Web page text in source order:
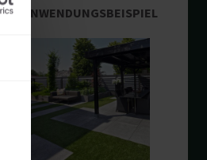
ANWENDUNGSBEISPIEL